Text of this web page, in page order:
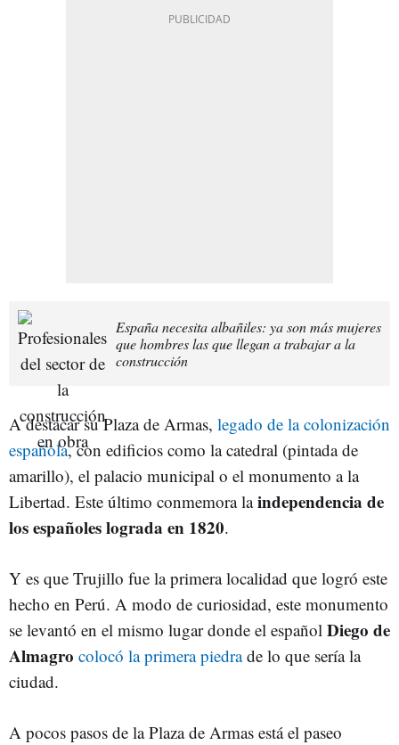
España necesita albañiles: ya son más mujeres
que hombres las que llegan a trabajar a la
construcción
A destacar su Plaza de Armas, legado de la colonización
española, con edificios como la catedral (pintada de
amarillo), el palacio municipal o el monumento a la
Libertad. Este último conmemora laindependencia de
los españoles lograda en 1820.
Y es que Trujillo fue la primera localidad que logró este
hecho en Perú. A modo de curiosidad, este monumento
se levantó en el mismo lugar donde el español Diego de
Almagro colocó la primera piedrade lo que sería la
ciudad.
A pocos pasos de la Plaza de Armas está el paseo